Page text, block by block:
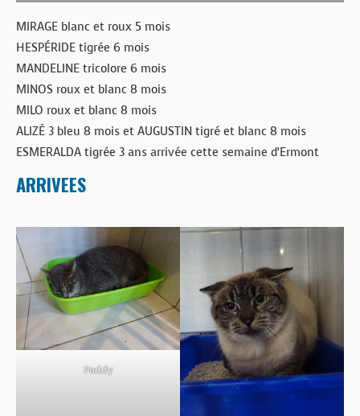
MIRAGE blanc et roux 5 mois
HESPÉRIDE tigrée 6 mois
MANDELINE tricolore 6 mois
MINOS roux et blanc 8 mois
MILO roux et blanc 8 mois
ALIZÉ 3 bleu 8 mois et AUGUSTIN tigré et blanc 8 mois
ESMERALDA tigrée 3 ans arrivée cette semaine d’Ermont
ARRIVEES
Paddy